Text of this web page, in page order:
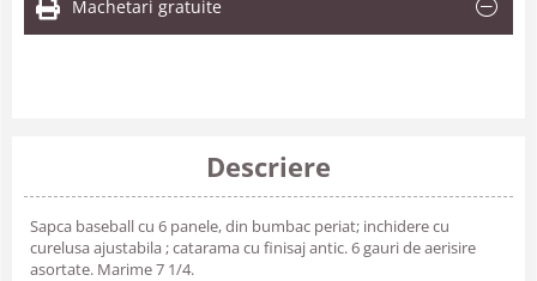
Machetari gratuite
Descriere
Sapca baseball cu 6 panele, din bumbac periat; inchidere cu
curelusa ajustabila ; catarama cu finisaj antic. 6 gauri de aerisire
asortate. Marime 7 1/4.